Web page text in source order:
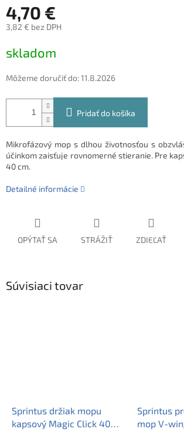
4,70 €
3,82 € bez DPH
cena:
skladom
Môžeme doručiť do:11.8.2026
Pridať do košíka
Mikrofázový mop s dlhou životnosťou s
účinkom zaisťuje rovnomerné stieranie. Pre
40 cm.
Detailné informácie
OPÝTAŤ SA STRÁŽIŤ ZDIEĽAŤ
Súvisiaci tovar
Sprintus držiak mopu
kapsový Magic Click 40
Sprintus
mop V-